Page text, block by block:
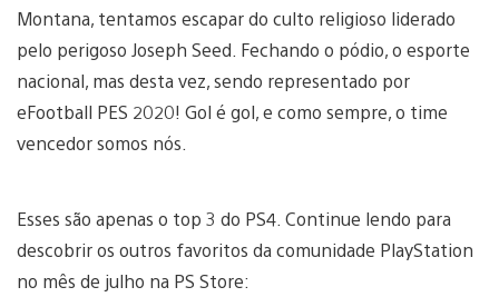
Montana, tentamos escapar do culto religioso liderado
pelo perigoso Joseph Seed. Fechando o pódio, o esporte
nacional, mas desta vez, sendo representado por
eFootball PES 2020! Gol é gol, e como sempre, o time
vencedor somos nós.
Esses são apenas o top 3 do PS4. Continue lendo para
descobrir os outros favoritos da comunidade PlayStation
no mês de julho na PS Store: